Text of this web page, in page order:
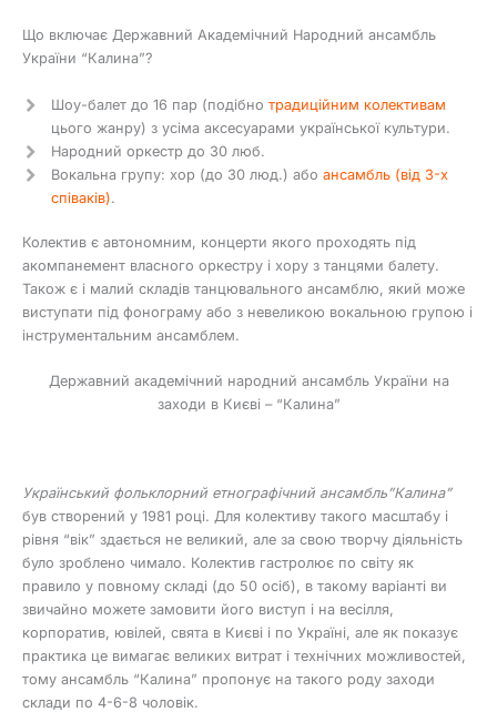
Що включає Державний Академічний Народний ансамбль
України “Калина”?
Шоу-балет до 16 пар (подібно традиційним колективам
цього жанру) з усіма аксесуарами української культури.
Народний оркестр до 30 люб.
Вокальна групу: хор (до 30 люд.) або ансамбль (від 3-х
співаків).
Колектив є автономним, концерти якого проходять під
акомпанемент власного оркестру і хору з танцями балету.
Також є і малий складів танцювального ансамблю, який може
виступати під фонограму або з невеликою вокальною групою і
інструментальним ансамблем.
Державний академічний народний ансамбль України на
заходи в Києві – “Калина”
Український фольклорний етнографічний ансамбль”Калина”
був створений у 1981 році. Для колективу такого масштабу і
рівня “вік” здається не великий, але за свою творчу діяльність
було зроблено чимало. Колектив гастролює по світу як
правило у повному складі (до 50 осіб), в такому варіанті ви
звичайно можете замовити його виступ і на весілля,
корпоратив, ювілей, свята в Києві і по Україні, але як показує
практика це вимагає великих витрат і технічних можливостей,
тому ансамбль “Калина” пропонує на такого роду заходи
склади по 4-6-8 чоловік.